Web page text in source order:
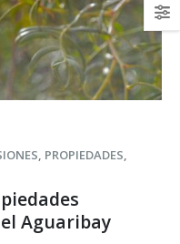
, PROPIEDADES,
Aguaribay